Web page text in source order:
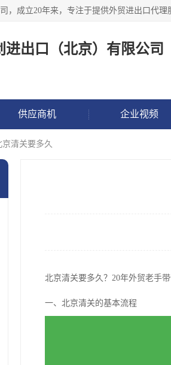
进出口（北京）有限公司
供应商机 企业视频
京清关要多久
北京清关要多久？20年外贸老手
一、北京清关的基本流程